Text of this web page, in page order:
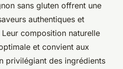
sans gluten offrent une
authentiques et
composition naturelle
et convient aux
privilégiant des ingrédients